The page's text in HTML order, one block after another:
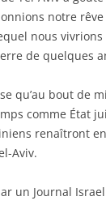
notre
nous
de quelques
qu’au bout de
comme État
renaîtront
Aviv.
un Journal